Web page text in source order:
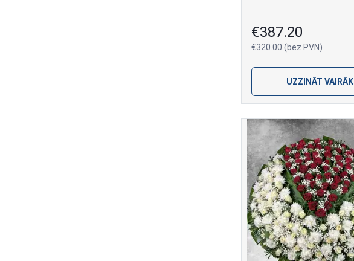
€387.20
€320.00 (bez PVN)
UZZINĀT VAIRĀK